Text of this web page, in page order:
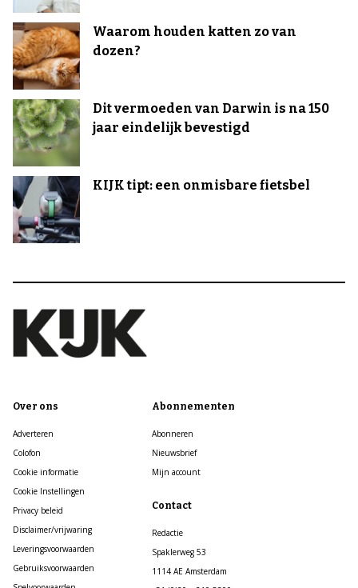
Waarom houden katten zo van
dozen?
Dit vermoeden van Darwin is na 150
jaar eindelijk bevestigd
KIJK tipt: een onmisbare fietsbel
Over ons
Adverteren
Colofon
Cookie informatie
Cookie Instellingen
Privacy beleid
Disclaimer/vrijwaring
Leveringsvoorwaarden
Gebruiksvoorwaarden
Abonnementen
Abonneren
Nieuwsbrief
Mijn account
Contact
Redactie
Spaklerweg 53
1114 AE Amsterdam